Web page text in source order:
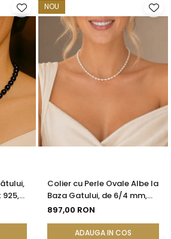
925,
NOU
Colier cu Perle Ovale Albe la
Baza Gatului, de 6/4 mm,
Calitate AAA, Aur 14K |
897,00 RON
ADAUGA IN COS